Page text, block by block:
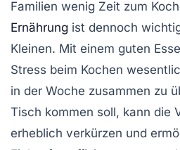
Familien wenig Zeit zum
Ernährung ist dennoch
Kleinen. Mit einem guten
Stress beim Kochen
in der Woche zusammen zu
Tisch kommen soll, kann die
erheblich verkürzen und